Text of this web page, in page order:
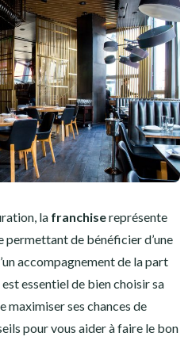
la franchisereprésente
de bénéficier d’une
accompagnement de la part
essentiel de bien choisir sa
maximiser ses chances de
pour vous aider à faire le bon